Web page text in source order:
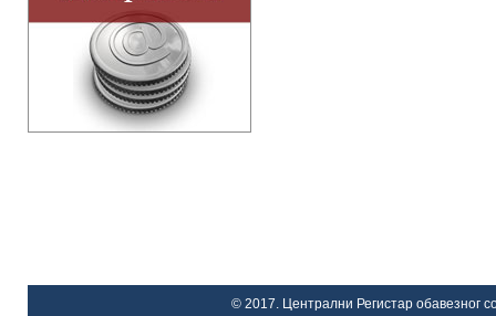
© 2017. Централни Регистар обавезног